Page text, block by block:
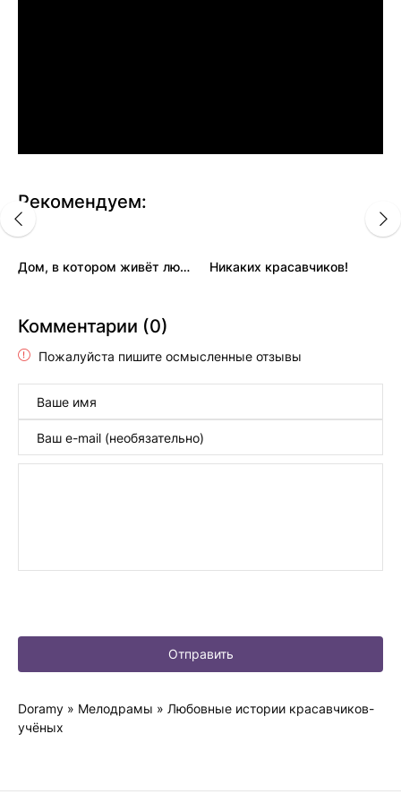
Рекомендуем:
Дом, в котором живёт любовь Никаких красавчиков!
Комментарии (0)
Пожалуйста пишите осмысленные отзывы
Отправить
Doramy » Мелодрамы » Любовные истории красавчиков-
учёных